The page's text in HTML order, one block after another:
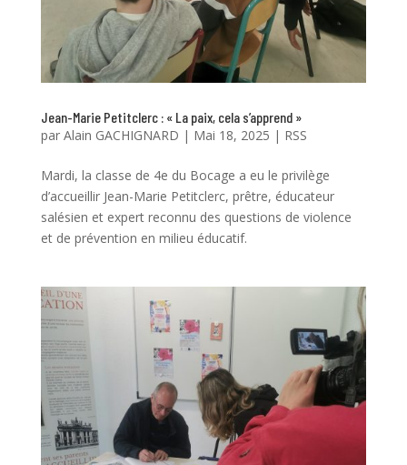
Jean-Marie Petitclerc : « La paix, cela s’apprend »
par Alain GACHIGNARD | Mai 18, 2025 | RSS
Mardi, la classe de 4e du Bocage a eu le privilège
d’accueillir Jean-Marie Petitclerc, prêtre, éducateur
salésien et expert reconnu des questions de violence
et de prévention en milieu éducatif.